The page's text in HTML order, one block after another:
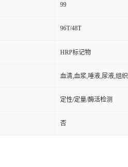
99
96T/48T
HRP标记物
血清,血浆,唾液,尿液,组
定性/定量/酶活检测
否